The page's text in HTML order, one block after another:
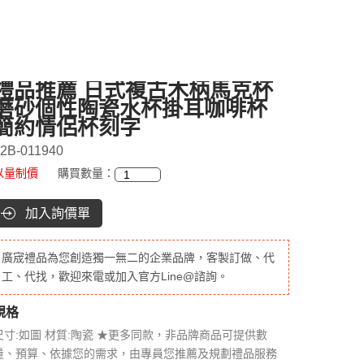
品推薦 日式複古木柄馬克杯
砂個性陶瓷水杯掛耳咖啡杯
約情侶杯刻字
011940
量制價 購買數量：
加入詢價單
廣宬禮品為您創造獨一無二的企業品牌，客製訂做、代
工、代找，歡迎來電或加入官方Line@諮詢。
格
寸:如圖 材質:陶瓷 ★更多同款，非品牌商品可提供數
、預算、依據您的需求，由專員您推薦及規劃禮品服務